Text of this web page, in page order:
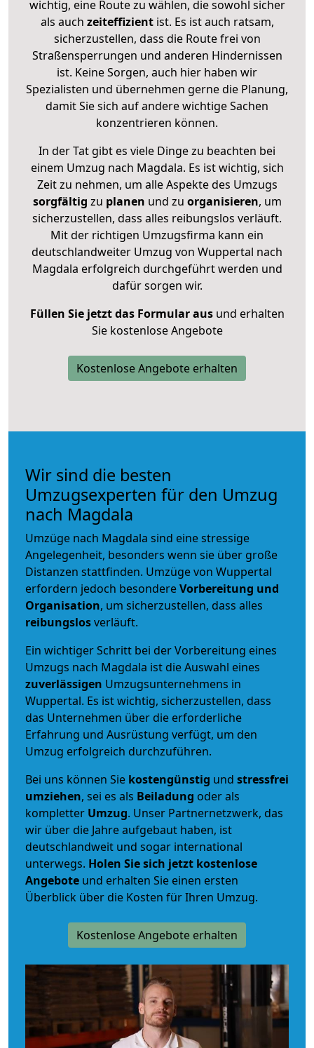
wichtig, eine Route zu wählen, die sowohl sicher
als auch zeiteffizientist. Es ist auch ratsam,
sicherzustellen, dass die Route frei von
Straßensperrungen und anderen Hindernissen
ist. Keine Sorgen, auch hier haben wir
Spezialisten und übernehmen gerne die Planung,
damit Sie sich auf andere wichtige Sachen
konzentrieren können.
In der Tat gibt es viele Dinge zu beachten bei
einem Umzug nach Magdala. Es ist wichtig, sich
Zeit zu nehmen, um alle Aspekte des Umzugs
sorgfältig zu planen und zu organisieren, um
sicherzustellen, dass alles reibungslos verläuft.
Mit der richtigen Umzugsfirma kann ein
deutschlandweiter Umzug von Wuppertal nach
Magdala erfolgreich durchgeführt werden und
dafür sorgen wir.
Füllen Sie jetzt das Formular ausund erhalten
Sie kostenlose Angebote
Kostenlose Angebote erhalten
Wir sind die besten
Umzugsexperten für den Umzug
nach Magdala
Umzüge nach Magdala sind eine stressige
Angelegenheit, besonders wenn sie über große
Distanzen stattfinden. Umzüge von Wuppertal
erfordern jedoch besondereVorbereitung und
Organisation, um sicherzustellen, dass alles
reibungslosverläuft.
Ein wichtiger Schritt bei der Vorbereitung eines
Umzugs nach Magdala ist die Auswahl eines
zuverlässigen Umzugsunternehmens in
Wuppertal. Es ist wichtig, sicherzustellen, dass
das Unternehmen über die erforderliche
Erfahrung und Ausrüstung verfügt, um den
Umzug erfolgreich durchzuführen.
Bei uns können Sie kostengünstig und stressfrei
umziehen, sei es als Beiladung oder als
kompletter Umzug. Unser Partnernetzwerk, das
wir über die Jahre aufgebaut haben, ist
deutschlandweit und sogar international
unterwegs. Holen Sie sich jetzt kostenlose
Angebote und erhalten Sie einen ersten
Überblick über die Kosten für Ihren Umzug.
Kostenlose Angebote erhalten